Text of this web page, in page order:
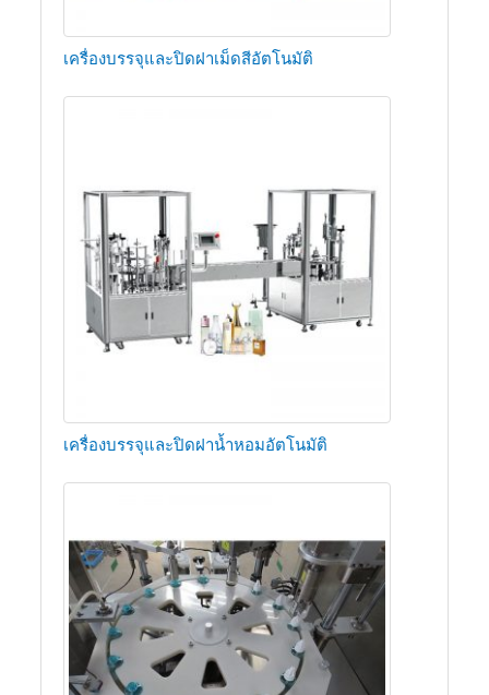
เครื่องบรรจุและปิดฝาเม็ดสีอัตโนมัติ
เครื่องบรรจุและปิดฝาน้ำหอมอัตโนมัติ